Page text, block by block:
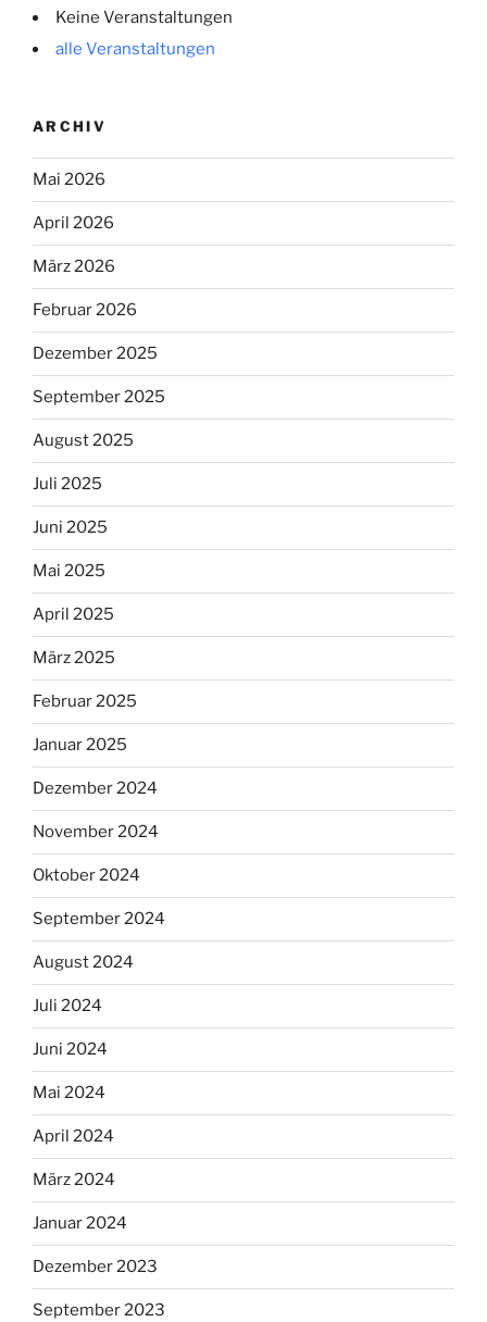
Keine Veranstaltungen
alle Veranstaltungen
ARCHIV
Mai 2026
April 2026
März 2026
Februar 2026
Dezember 2025
September 2025
August 2025
Juli 2025
Juni 2025
Mai 2025
April 2025
März 2025
Februar 2025
Januar 2025
Dezember 2024
November 2024
Oktober 2024
September 2024
August 2024
Juli 2024
Juni 2024
Mai 2024
April 2024
März 2024
Januar 2024
Dezember 2023
September 2023